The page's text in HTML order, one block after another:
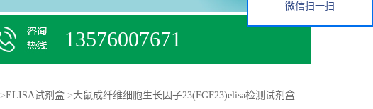
13576007671
>ELISA试剂盒>大鼠成纤维细胞生长因子23(FGF23)elisa检测试剂盒
微信扫一扫